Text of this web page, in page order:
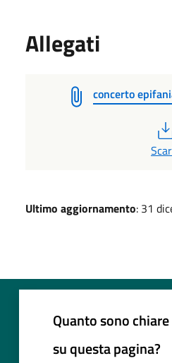
Allegati
concerto
Ultimo aggiornamento: 31
Quanto sono
su questa pagina?